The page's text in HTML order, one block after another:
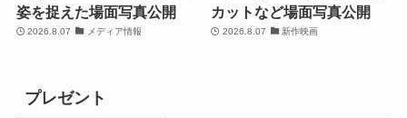
姿を捉えた場面写真公開
2026.8.07 メディア情報
カットなど場面写真公開
2026.8.07 新作映画
プレゼント